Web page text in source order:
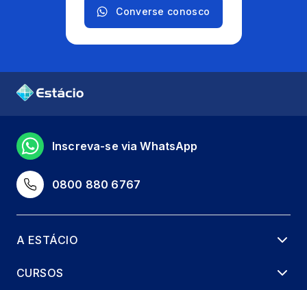
Converse conosco
0800 880 6767
Inscreva-se via WhatsApp
A ESTÁCIO
CURSOS